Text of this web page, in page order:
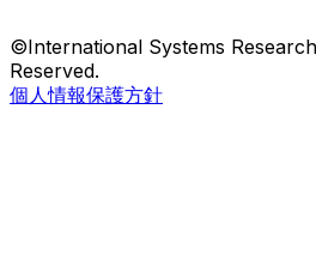
©International Systems
Reserved.
個人情報保護方針